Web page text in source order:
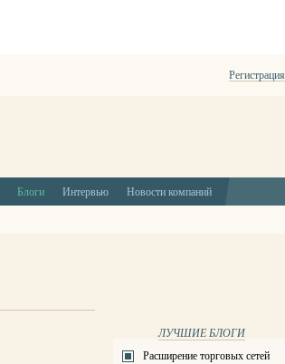
Регистрация
Блоги Интервью Новости компаний
ЛУЧШИЕ БЛОГИ
Расширение торговых сетей